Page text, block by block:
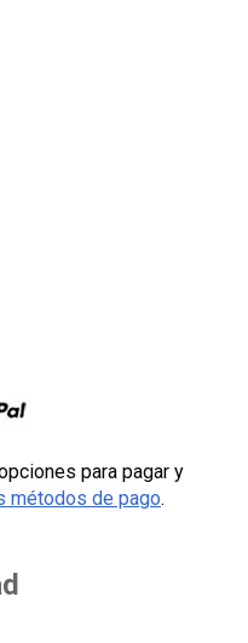
para pagar y
métodos de pago.